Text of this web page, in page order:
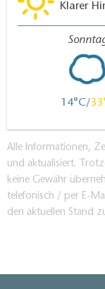
Klarer
14 33
Alle Informationen,
und aktualisiert.
keine Gewähr
telefonisch / per E-
den aktuellen Stand